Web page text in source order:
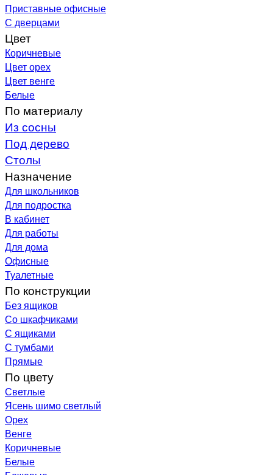
Приставные офисные
С дверцами
Цвет
Коричневые
Цвет орех
Цвет венге
Белые
По материалу
Из сосны
Под дерево
Столы
Назначение
Для школьников
Для подростка
В кабинет
Для работы
Для дома
Офисные
Туалетные
По конструкции
Без ящиков
Со шкафчиками
С ящиками
С тумбами
Прямые
По цвету
Светлые
Ясень шимо светлый
Орех
Венге
Коричневые
Белые